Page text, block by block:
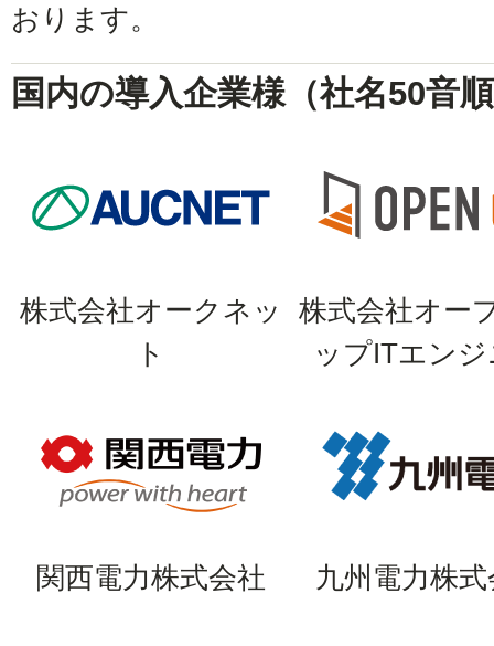
おります。
国内の導入企業様（社名50音
株式会社オークネッ
ト
株式会社オー
ップITエン
関西電力株式会社 九州電力株